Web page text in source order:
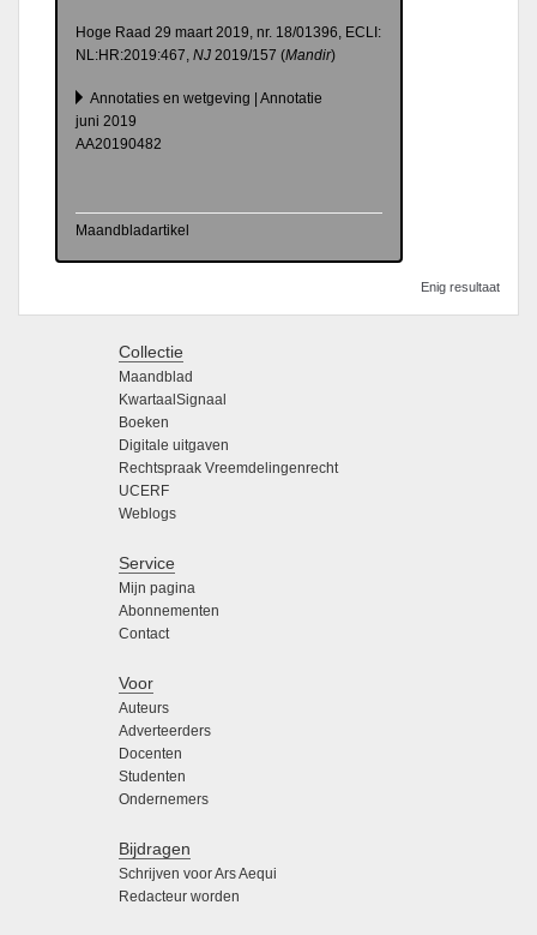
Hoge Raad 29 maart 2019, nr. 18/01396, ECLI:​
NL:​HR:​2019:​467, NJ 2019/157 (Mandir)
Annotaties en wetgeving | Annotatie
juni 2019
AA20190482
Maandbladartikel
Enig resultaat
Collectie
Maandblad
KwartaalSignaal
Boeken
Digitale uitgaven
Rechtspraak Vreemdelingenrecht
UCERF
Weblogs
Service
Mijn pagina
Abonnementen
Contact
Voor
Auteurs
Adverteerders
Docenten
Studenten
Ondernemers
Bijdragen
Schrijven voor Ars Aequi
Redacteur worden